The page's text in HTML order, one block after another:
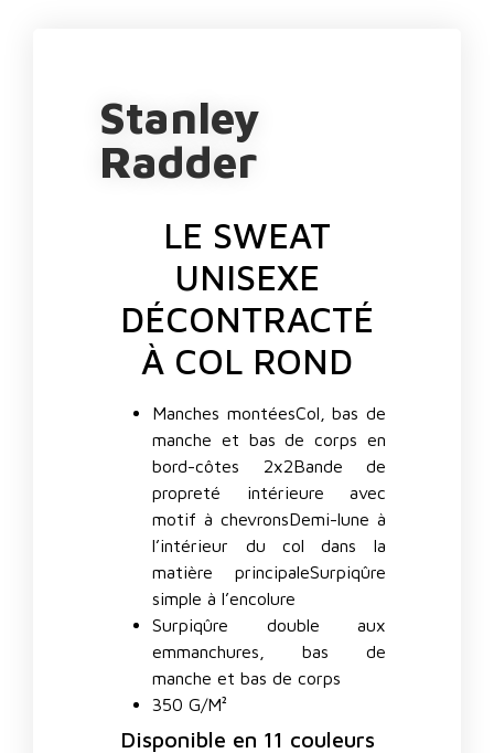
Stanley
Radder
LE SWEAT
UNISEXE
DÉCONTRACTÉ
À COL ROND
Manches montéesCol, bas de
manche et bas de corps en
bord-côtes 2x2Bande de
propreté intérieure avec
motif à chevronsDemi-lune à
l’intérieur du col dans la
matière principaleSurpiqûre
simple à l’encolure
Surpiqûre double aux
emmanchures, bas de
manche et bas de corps
350 G/M²
Disponible en 11 couleurs